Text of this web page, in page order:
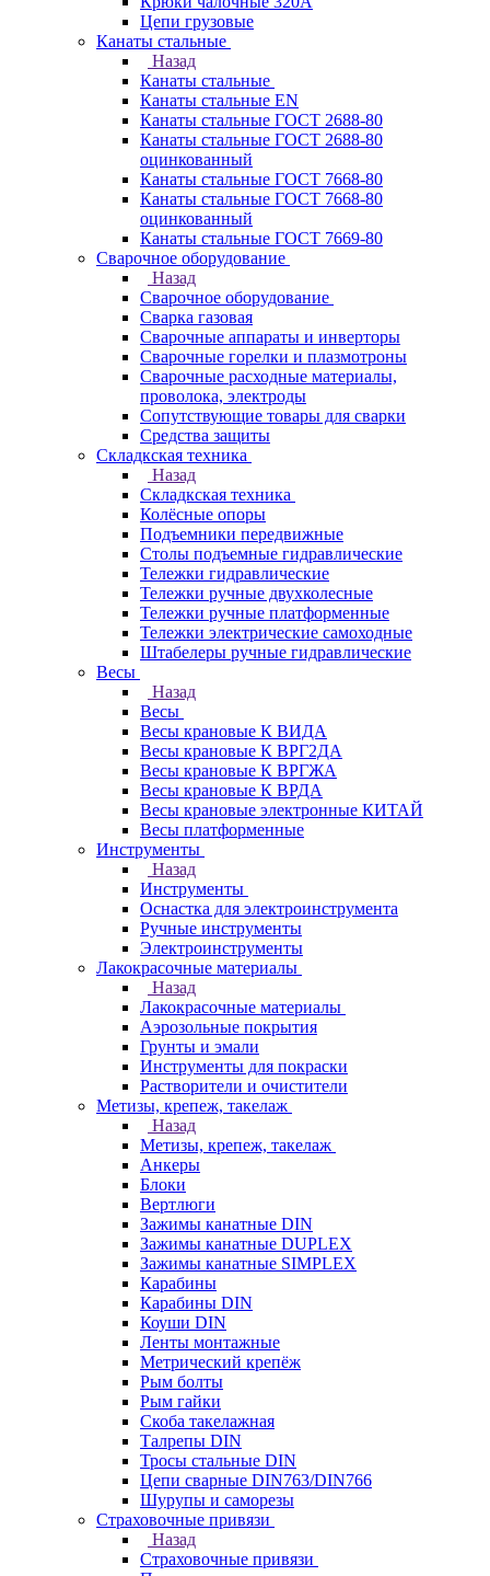
Цепи грузовые
Канаты стальные
Назад
Канаты стальные
Канаты стальные EN
Канаты стальные ГОСТ 2688-80
Канаты стальные ГОСТ 2688-80
оцинкованный
Канаты стальные ГОСТ 7668-80
Канаты стальные ГОСТ 7668-80
оцинкованный
Канаты стальные ГОСТ 7669-80
Сварочное оборудование
Назад
Сварочное оборудование
Сварка газовая
Сварочные аппараты и инверторы
Сварочные горелки и плазмотроны
Сварочные расходные материалы,
проволока, электроды
Сопутствующие товары для сварки
Средства защиты
Складкская техника
Назад
Складкская техника
Колёсные опоры
Подъемники передвижные
Столы подъемные гидравлические
Тележки гидравлические
Тележки ручные двухколесные
Тележки ручные платформенные
Тележки электрические самоходные
Штабелеры ручные гидравлические
Весы
Назад
Весы
Весы крановые К ВИДА
Весы крановые К ВРГ2ДА
Весы крановые К ВРГЖА
Весы крановые К ВРДА
Весы крановые электронные КИТАЙ
Весы платформенные
Инструменты
Назад
Инструменты
Оснастка для электроинструмента
Ручные инструменты
Электроинструменты
Лакокрасочные материалы
Назад
Лакокрасочные материалы
Аэрозольные покрытия
Грунты и эмали
Инструменты для покраски
Растворители и очистители
Метизы, крепеж, такелаж
Назад
Метизы, крепеж, такелаж
Анкеры
Блоки
Вертлюги
Зажимы канатные DIN
Зажимы канатные DUPLEX
Зажимы канатные SIMPLEX
Карабины
Карабины DIN
Коуши DIN
Ленты монтажные
Метрический крепёж
Рым болты
Рым гайки
Скоба такелажная
Талрепы DIN
Тросы стальные DIN
Цепи сварные DIN763/DIN766
Шурупы и саморезы
Страховочные привязи
Назад
Страховочные привязи